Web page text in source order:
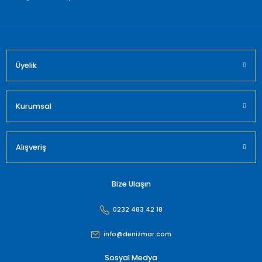
Üyelik
Kurumsal
Alışveriş
Bize Ulaşın
0232 483 42 18
info@denizmar.com
Sosyal Medya